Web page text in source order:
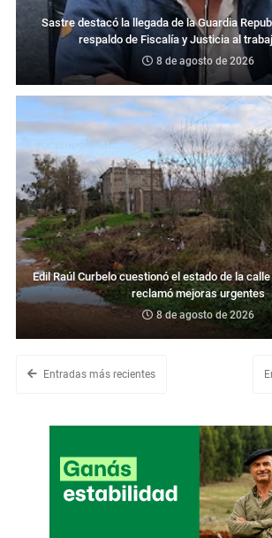
Sastre destacó la llegada de la Guardia
respaldo de Fiscalía y Justicia al
8 de agosto de 2026
Edil Raúl Curbelo cuestionó el estado de la
reclamó mejoras urgentes
8 de agosto de 2026
Entradas más recientes